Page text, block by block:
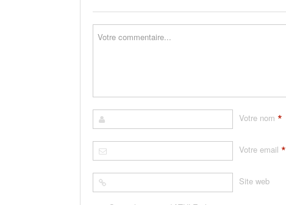
Votre nom *
Votre email *
Site web